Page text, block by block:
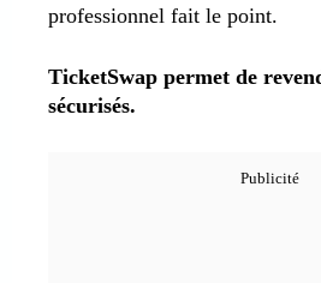
professionnel fait le point.
TicketSwap permet de
sécurisés.